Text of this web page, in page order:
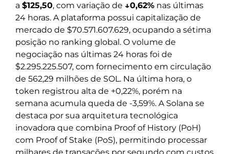
a $125,50, com variação de ↓0,62% nas últimas
24 horas. A plataforma possui capitalização de
mercado de $70.571.607.629, ocupando a sétima
posição no ranking global. O volume de
negociação nas últimas 24 horas foi de
$2.295.225.507, com fornecimento em circulação
de 562,29 milhões de SOL. Na última hora, o
token registrou alta de +0,22%, porém na
semana acumula queda de -3,59%. A Solana se
destaca por sua arquitetura tecnológica
inovadora que combina Proof of History (PoH)
com Proof of Stake (PoS), permitindo processar